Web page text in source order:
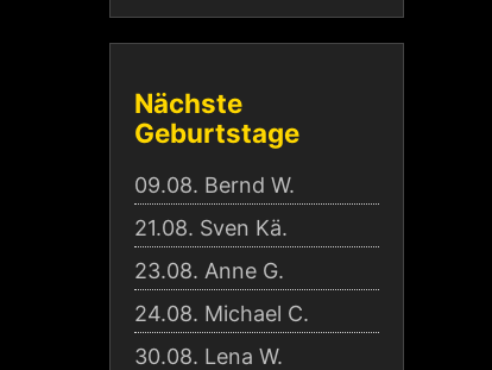
Nächste
Geburtstage
09.08. Bernd W.
21.08. Sven Kä.
23.08. Anne G.
24.08. Michael C.
30.08. Lena W.